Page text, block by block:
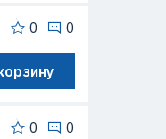
0 0
0 0